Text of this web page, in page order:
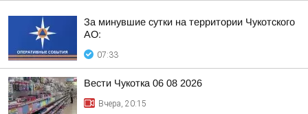
За минувшие сутки на территории Чукотского
АО:
07:33
Вести Чукотка 06 08 2026
Вчера, 20:15